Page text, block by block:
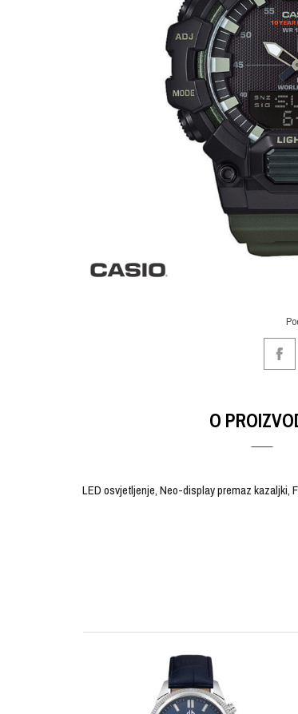
O
LED osvjetljenje, Neo-display premaz kazaljki,